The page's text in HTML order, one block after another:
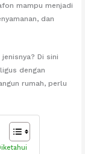
mampu menjadi
dan
Di sini
dengan
rumah, perlu